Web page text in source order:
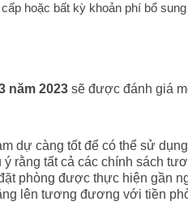
hoặc bất kỳ khoản phí bổ
năm 2023 sẽ được đánh giá
dự càng tốt để có thể sử
rằng tất cả các chính sách
phòng được thực hiện gần
lên tương đương với tiền